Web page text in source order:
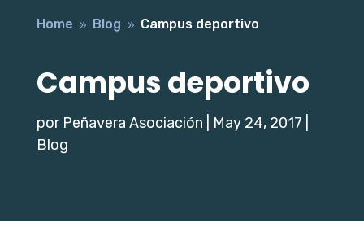
Home 9 Blog 9 Campus deportivo
Campus deportivo
por Peñavera Asociación May 24, 2017
Blog